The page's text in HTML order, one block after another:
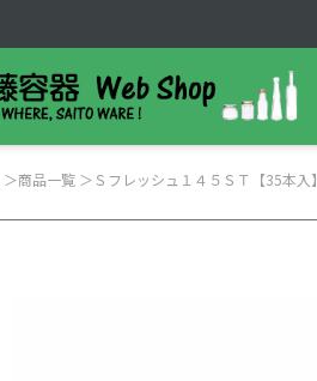
＞商品一覧 ＞ Ｓフレッシュ１４５ＳＴ【35本入】